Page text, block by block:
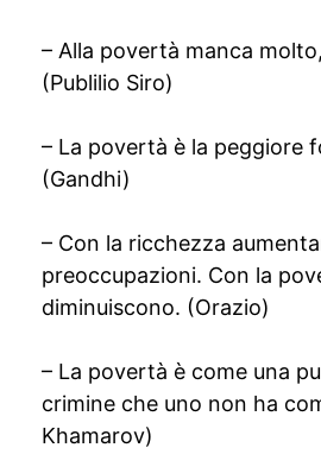
– Alla povertà manca
(Publilio Siro)
– La povertà è la peggiore
(Gandhi)
– Con la ricchezza
preoccupazioni. Con la
diminuiscono. (Orazio)
– La povertà è come una
crimine che uno non ha
Khamarov)